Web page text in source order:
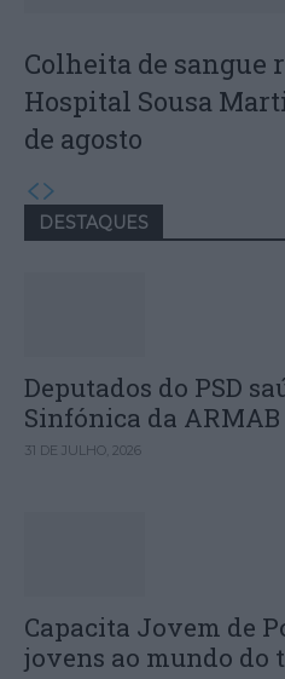
Colheita de sangue
Hospital Sousa
de agosto
DESTAQUES
Deputados do PSD
Sinfónica da ARMAB
31 DE JULHO, 2026
Capacita Jovem de
jovens ao mundo do